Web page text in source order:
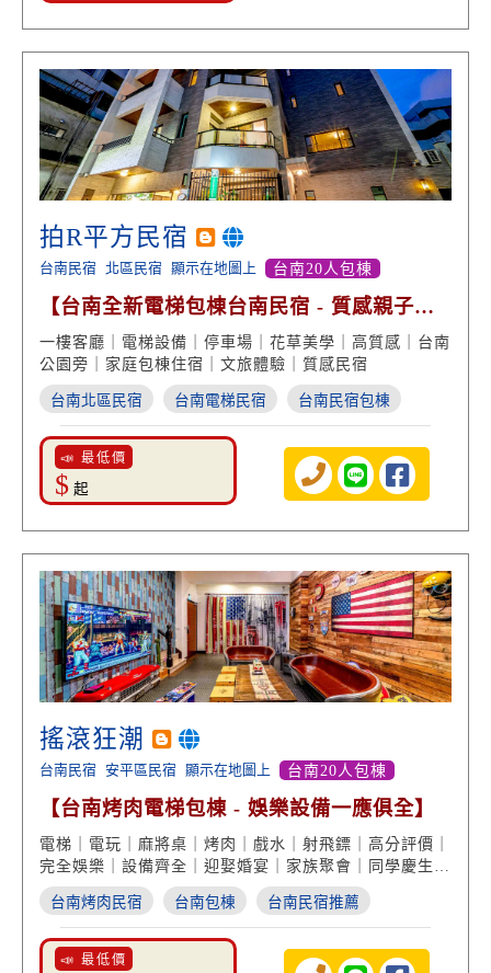
拍R平方民宿
台南民宿 北區民宿 顯示在地圖上 台南20人包棟
【台南全新電梯包棟台南民宿 - 質感親子文
旅】
一樓客廳｜電梯設備｜停車場｜花草美學｜高質感｜台南
公園旁｜家庭包棟住宿｜文旅體驗｜質感民宿
台南北區民宿 台南電梯民宿 台南民宿包棟
📣 最低價
$ 起
搖滾狂潮
台南民宿 安平區民宿 顯示在地圖上 台南20人包棟
【台南烤肉電梯包棟 - 娛樂設備一應俱全】
電梯｜電玩｜麻將桌｜烤肉｜戲水｜射飛鏢｜高分評價｜
完全娛樂｜設備齊全｜迎娶婚宴｜家族聚會｜同學慶生｜
公司旅遊
台南烤肉民宿 台南包棟 台南民宿推薦
📣 最低價